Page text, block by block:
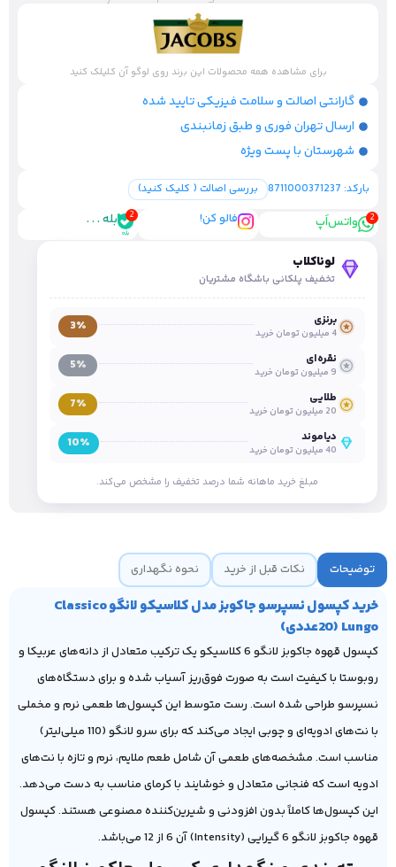
برای مشاهده همه محصولات این برند روی لوگو آن کلیلک کنید
گارانتی اصالت و سلامت فیزیکی تایید شده
ارسال تهران فوری و طبق زمانبندی
شهرستان با پست ویژه
بارکد: 8711000371237 بررسی اصالت ( کلیک کنید)
واتس‌اَپ فالو کن! بله . . .
لوناکلاب
تخفیف پلکانی باشگاه مشتریان
برنزی
4 میلیون تومان خرید 3٪
نقره‌ای
9 میلیون تومان خرید 5٪
طلایی
20 میلیون تومان خرید 7٪
دیاموند
40 میلیون تومان خرید 10٪
مبلغ خرید ماهانه شما درصد تخفیف را مشخص می‌کند.
توضیحات نکات قبل از خرید نحوه نگهداری
خرید کپسول نسپرسو جاکوبز مدل کلاسیکو لانگو Classico
Lungo (20عددی)
کپسول قهوه جاکوبز لانگو 6 کلاسیکو یک ترکیب متعادل از دانه‌های عربیکا و
روبوستا با کیفیت است به صورت فوق‌ریز آسیاب شده و برای دستگاه‌های
نسپرسو طراحی شده است. رست متوسط این کپسول‌ها طعمی نرم و مخملی
با نت‌های ادویه‌ای و چوبی ایجاد می‌کند که برای سرو لانگو (110 میلی‌لیتر)
مناسب است. مشخصه‌های طعمی آن شامل طعم ملایم، نرم و تازه با نت‌های
ادویه است که فنجانی متعادل و خوشایند با کرمای مناسب به دست می‌دهد.
این کپسول‌ها کاملاً بدون افزودنی و شیرین‌کننده مصنوعی هستند. کپسول
قهوه جاکوبز لانگو 6 گیرایی (Intensity) آن 6 از 12 می‌باشد.